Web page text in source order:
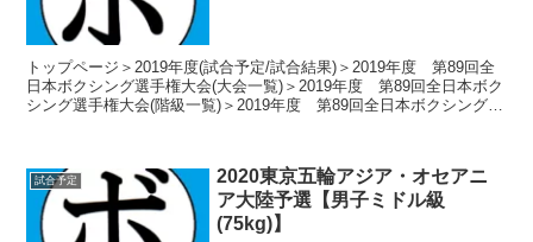
トップページ＞2019年度(試合予定/試合結果)＞2019年度 第89回全
日本ボクシング選手権大会(大会一覧)＞2019年度 第89回全日本ボク
シング選手権大会(階級一覧)＞2019年度 第89回全日本ボクシング選
試合予定
2020東京五輪アジア・オセアニ
ア大陸予選【男子ミドル級
(75kg)】